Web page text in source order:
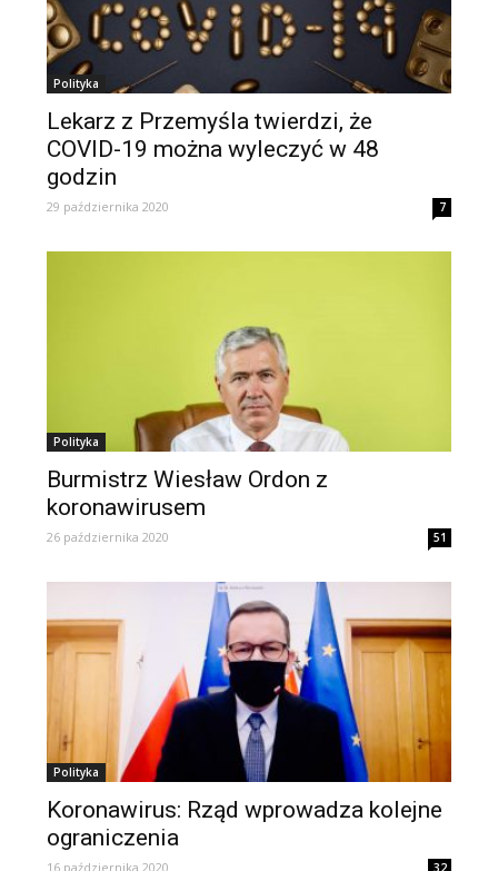
Polityka
Lekarz z Przemyśla twierdzi, że
COVID-19 można wyleczyć w 48
godzin
29 października 2020 7
Polityka
Burmistrz Wiesław Ordon z
koronawirusem
26 października 2020 51
Polityka
Koronawirus: Rząd wprowadza kolejne
ograniczenia
16 października 2020 32